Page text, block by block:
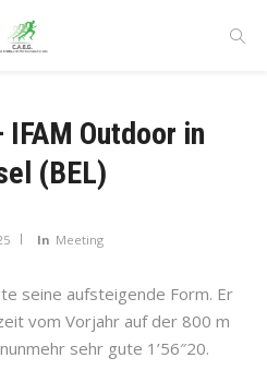
Outdoor in
(BEL)
In Meeting
seine aufsteigende Form. Er
vom Vorjahr auf der 800 m
sehr gute 1’56″20.